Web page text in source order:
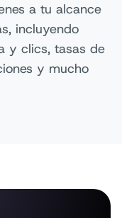
a tu alcance
incluyendo
y clics, tasas de
y mucho